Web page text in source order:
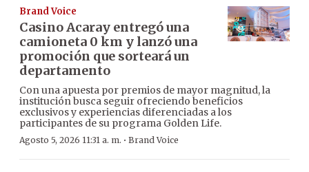
Brand Voice
Casino Acaray entregó una
camioneta 0 km y lanzó una
promoción que sorteará un
departamento
Con una apuesta por premios de mayor magnitud, la
institución busca seguir ofreciendo beneficios
exclusivos y experiencias diferenciadas a los
participantes de su programa Golden Life.
Agosto 5, 2026 11:31 a. m. · Brand Voice